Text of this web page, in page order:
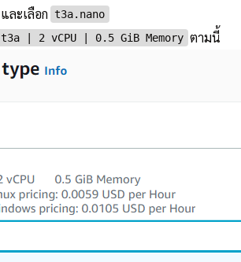
และเลือก t3a.nano
t3a | 2 vCPU | 0.5 GiB Memory ตามนี้